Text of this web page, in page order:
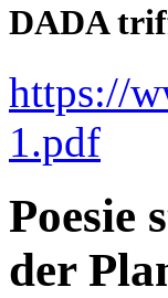
DADA
https://
1.pdf
Poesie
der